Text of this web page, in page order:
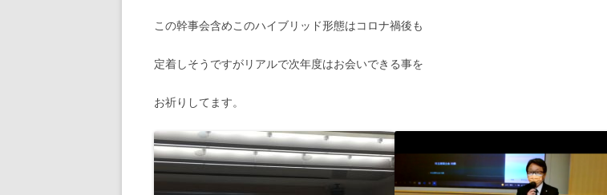
この幹事会含めこのハイブリッド形態はコロナ禍後も
定着しそうですがリアルで次年度はお会いできる事を
お祈りしてます。